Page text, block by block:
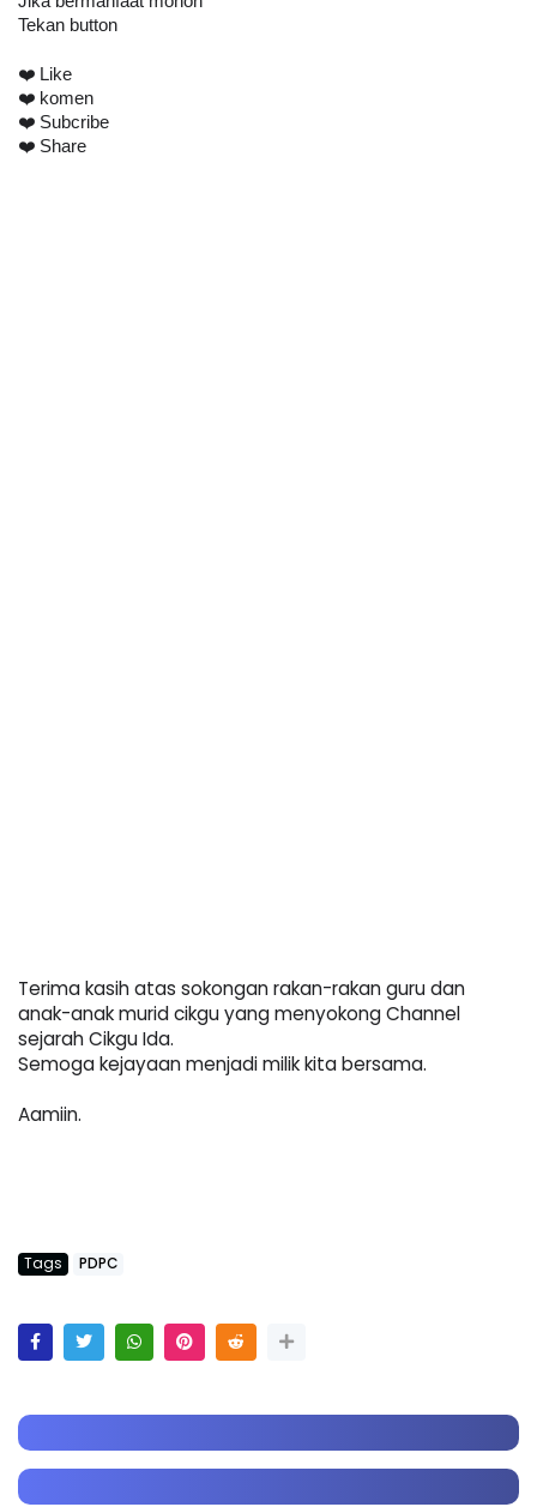
Tekan button
❤️ Like
❤️ komen
❤️ Subcribe
❤️ Share
Terima kasih atas sokongan rakan-rakan guru dan
anak-anak murid cikgu yang menyokong Channel
sejarah Cikgu Ida.
Semoga kejayaan menjadi milik kita bersama.
Aamiin.
Tags PDPC